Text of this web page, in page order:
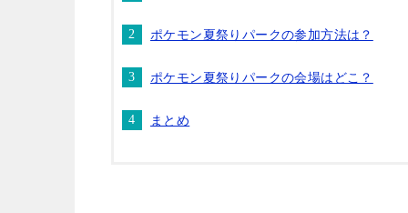
ポケモン夏祭りパークの参加方法は？
ポケモン夏祭りパークの会場はどこ？
まとめ